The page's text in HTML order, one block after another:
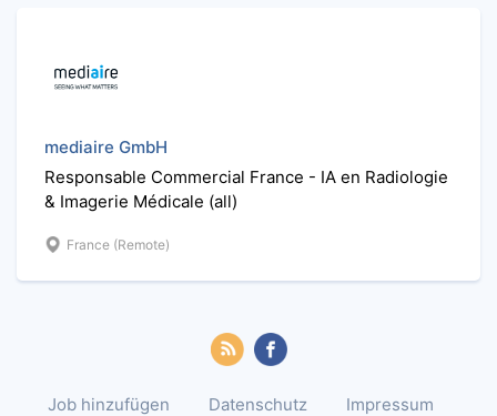
mediaire GmbH
Responsable Commercial France - IA en Radiologie
& Imagerie Médicale (all)
France (Remote)
Job hinzufügen Datenschutz Impressum